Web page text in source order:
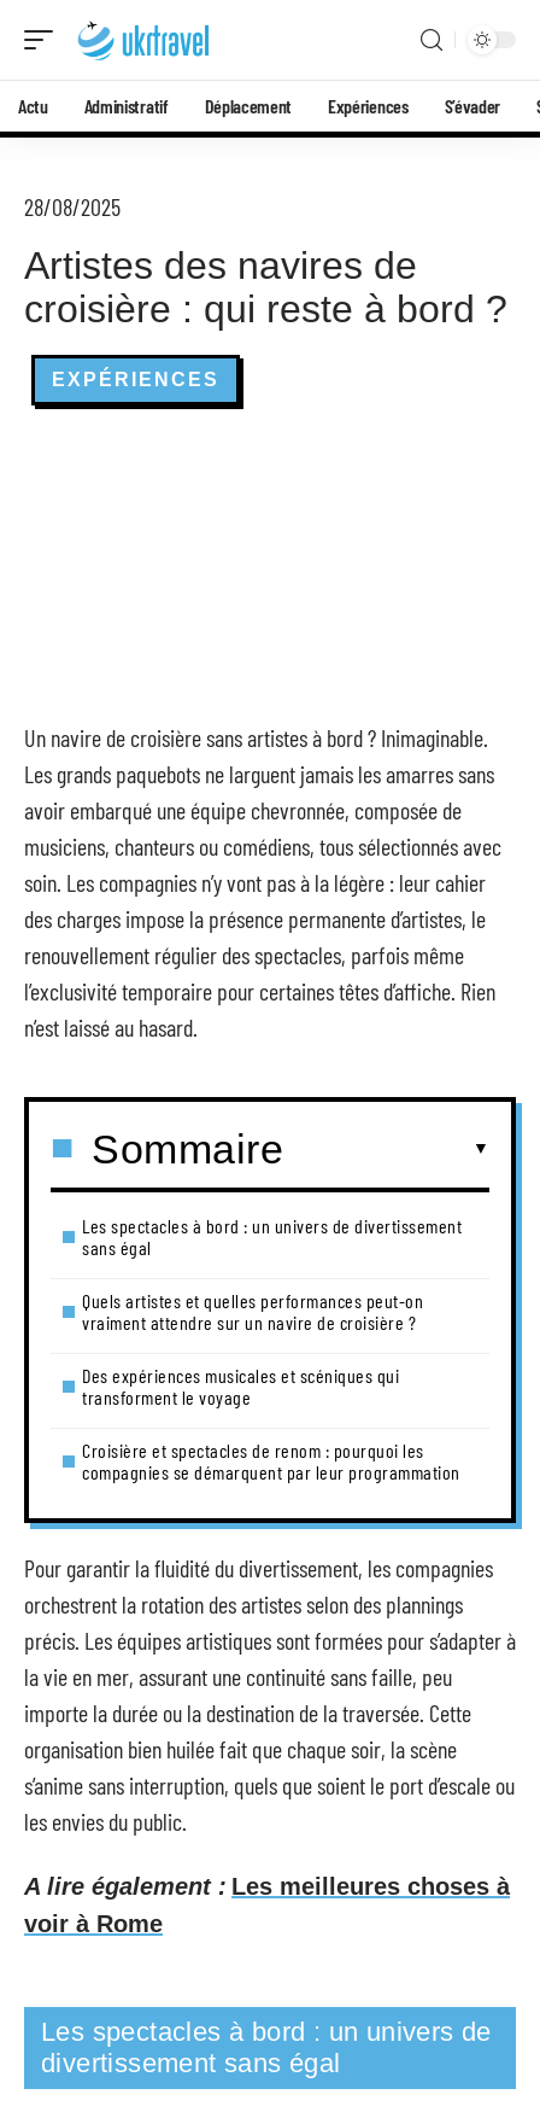
Actu Administratif Déplacement Expériences S’évader
28/08/2025
Artistes des navires de
croisière : qui reste à bord ?
EXPÉRIENCES
Un navire de croisière sans artistes à bord ? Inimaginable.
Les grands paquebots ne larguent jamais les amarres sans
avoir embarqué une équipe chevronnée, composée de
musiciens, chanteurs ou comédiens, tous sélectionnés avec
soin. Les compagnies n’y vont pas à la légère : leur cahier
des charges impose la présence permanente d’artistes, le
renouvellement régulier des spectacles, parfois même
l’exclusivité temporaire pour certaines têtes d’affiche. Rien
n’est laissé au hasard.
Sommaire
Les spectacles à bord : un univers de divertissement
sans égal
Quels artistes et quelles performances peut-on
vraiment attendre sur un navire de croisière ?
Des expériences musicales et scéniques qui
transforment le voyage
Croisière et spectacles de renom : pourquoi les
compagnies se démarquent par leur programmation
Pour garantir la fluidité du divertissement, les compagnies
orchestrent la rotation des artistes selon des plannings
précis. Les équipes artistiques sont formées pour s’adapter à
la vie en mer, assurant une continuité sans faille, peu
importe la durée ou la destination de la traversée. Cette
organisation bien huilée fait que chaque soir, la scène
s’anime sans interruption, quels que soient le port d’escale ou
les envies du public.
A lire également : Les meilleures choses à
voir à Rome
Les spectacles à bord : un univers de
divertissement sans égal